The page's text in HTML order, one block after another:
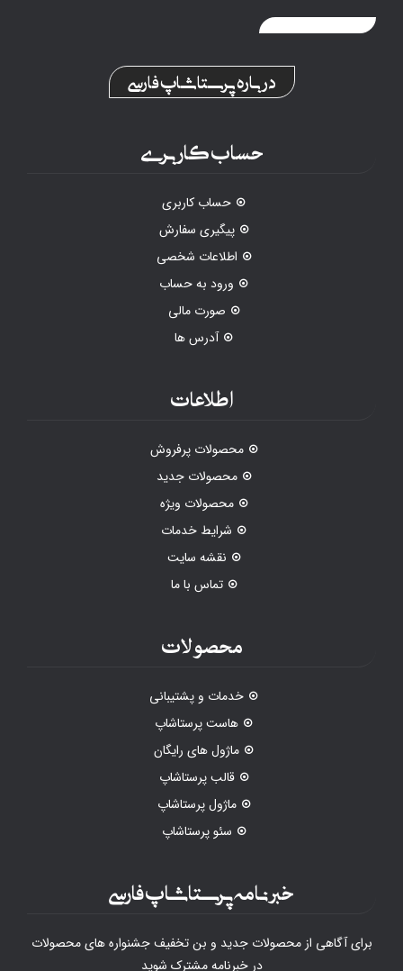
درباره پرستاشاپ فارسی
حساب کاربری
حساب کاربری
پیگیری سفارش
اطلاعات شخصی
ورود به حساب
صورت مالی
آدرس ها
اطلاعات
محصولات پرفروش
محصولات جدید
محصولات ویژه
شرایط خدمات
نقشه سایت
تماس با ما
محصولات
خدمات و پشتیبانی
هاست پرستاشاپ
ماژول های رایگان
قالب پرستاشاپ
ماژول پرستاشاپ
سئو پرستاشاپ
خبرنامه پرستاشاپ فارسی
برای آگاهی از محصولات جدید و بن تخفیف جشنواره های محصولات
در خبرنامه مشترک شوید